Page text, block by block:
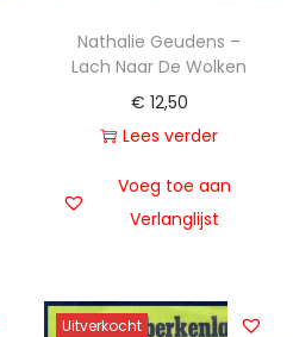
Nathalie Geudens –
Lach Naar De Wolken
€ 12,50
Lees verder
Voeg toe aan
Verlanglijst
Uitverkocht